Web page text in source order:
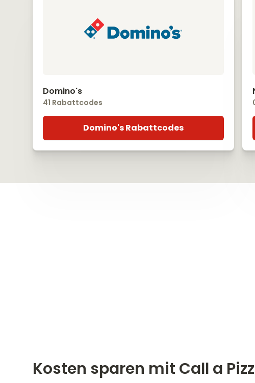
Domino's
41 Rabattcodes
Domino's Rabattcodes
Kosten sparen mit Call a